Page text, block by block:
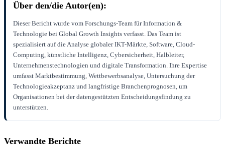
Über den/die Autor(en):
Dieser Bericht wurde vom Forschungs-Team für Information &
Technologie bei Global Growth Insights verfasst. Das Team ist
spezialisiert auf die Analyse globaler IKT-Märkte, Software, Cloud-
Computing, künstliche Intelligenz, Cybersicherheit, Halbleiter,
Unternehmenstechnologien und digitale Transformation. Ihre Expertise
umfasst Marktbestimmung, Wettbewerbsanalyse, Untersuchung der
Technologieakzeptanz und langfristige Branchenprognosen, um
Organisationen bei der datengestützten Entscheidungsfindung zu
unterstützen.
Verwandte Berichte